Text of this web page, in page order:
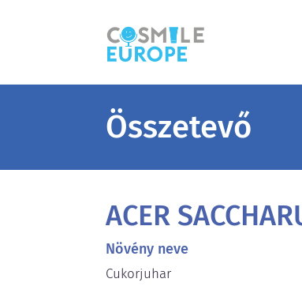
Összetevő
ACER
Növény neve
Cukorjuhar